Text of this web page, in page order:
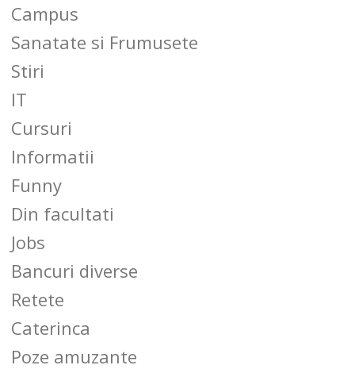
Campus
Sanatate si Frumusete
Stiri
IT
Cursuri
Informatii
Funny
Din facultati
Jobs
Bancuri diverse
Retete
Caterinca
Poze amuzante